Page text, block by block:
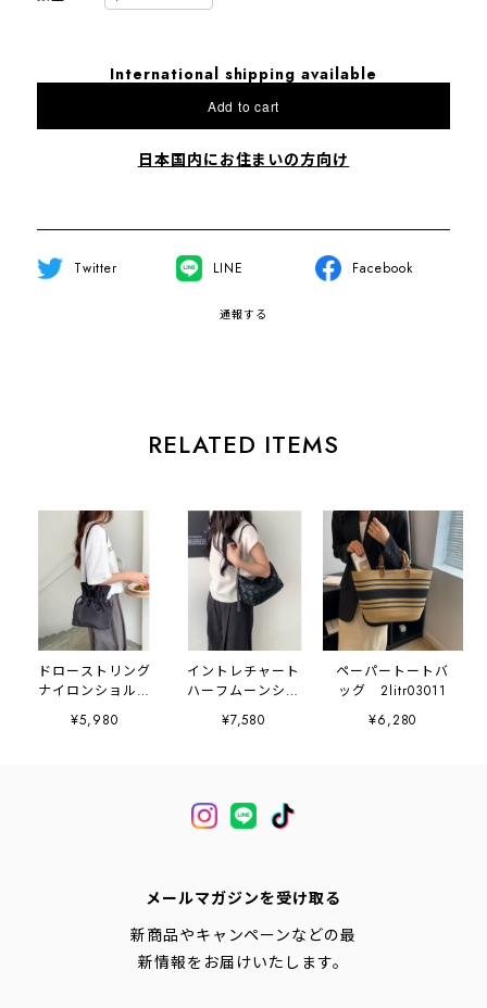
International shipping available
Add to cart
日本国内にお住まいの方向け
Twitter LINE Facebook
通報する
RELATED ITEMS
ドローストリング
ナイロンショルダ
ーバッグ
2litr06592
¥5,980
イントレチャート
ハーフムーンショ
ルダーバッグ
2litr06593
¥7,580
ペーパートートバ
ッグ 2litr03011
¥6,280
メールマガジンを受け取る
新商品やキャンペーンなどの最
新情報をお届けいたします。